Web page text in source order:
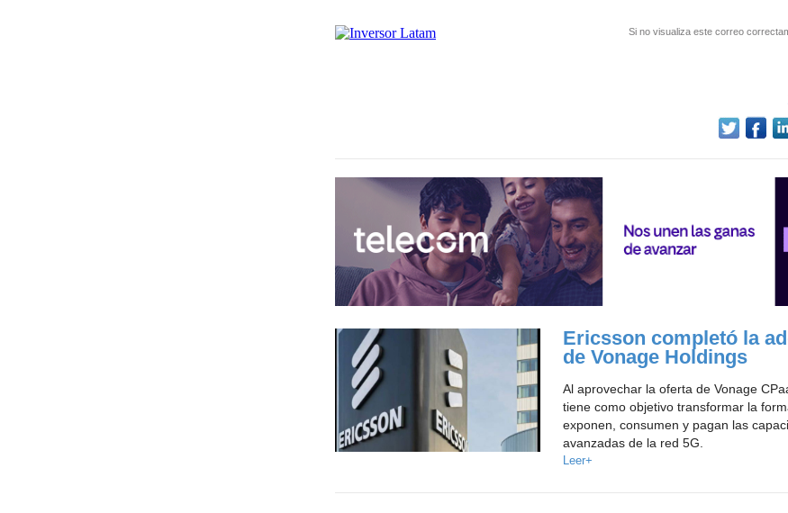
Si no visualiza este correo
Ericsson completó la
de Vonage Holdings
Al aprovechar la oferta de Vonage
tiene como objetivo transformar la
exponen, consumen y pagan las
avanzadas de la red 5G.
Leer+